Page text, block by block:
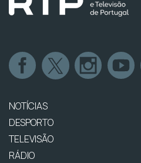
NOTÍCIAS
DESPORTO
TELEVISÃO
RÁDIO